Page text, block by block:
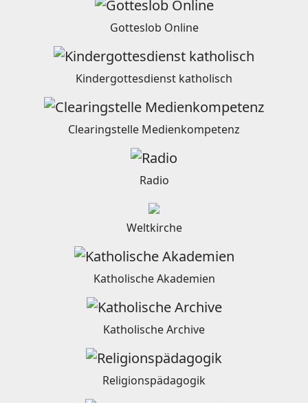
Gotteslob Online
Kindergottesdienst katholisch
Clearingstelle Medienkompetenz
Radio
Weltkirche
Katholische Akademien
Katholische Archive
Religionspädagogik